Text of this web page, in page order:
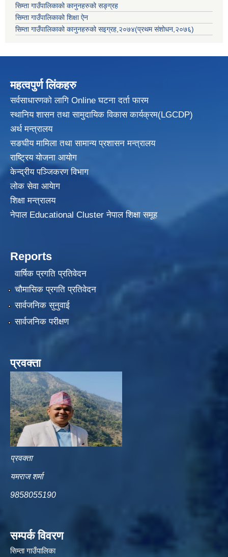
सिम्ता गाउँपालिकाको कानुनहरुको सङ्ग्रह
सिम्ता गाउँपालिकाको शिक्षा ऐन
सिम्ता गाउँपालिकाको कानुनहरुको सइग्रह,२०७४(प्रथम संशोधन,२०७६)
महत्वपुर्ण लिंकहरु
सर्वसाधारणको लागि Online घटना दर्ता फारम
स्थानिय शासन तथा सामुदायिक विकासकार्यक्रम(LGCDP)
अर्थ मन्त्रालय
सङघीय मामिला तथा सामान्य प्रशासन मन्त्रालय
राष्ट्रिय योजना आयोग
केन्द्रीय पञ्जिकरण विभाग
लोक सेवा आयेाग
शिक्षा मन्त्रालय
नेपाल Educational Cluster नेपाल शिक्षा समूह
Reports
वार्षिक प्रगति प्रतिवेदन
चौमासिक प्रगति प्रतिवेदन
सार्वजनिक सुनुवाई
सार्वजनिक परीक्षण
प्रवक्ता
प्रवक्ता
यमराज शर्मा
9858055190
सम्पर्क विवरण
सिम्ता गाउँपालिका